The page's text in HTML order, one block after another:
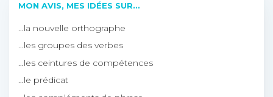
MON AVIS, MES IDÉES SUR…
…la nouvelle orthographe
…les groupes des verbes
…les ceintures de compétences
…le prédicat